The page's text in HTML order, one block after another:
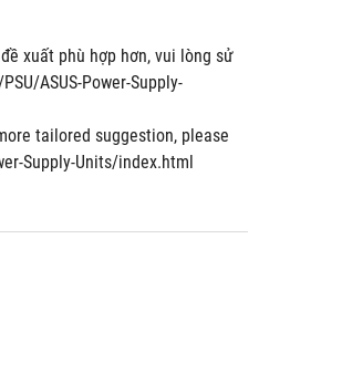
xuất phù hợp hơn, vui lòng sử
ASUS-Power-Supply-
tailored suggestion, please
Supply-Units/index.html